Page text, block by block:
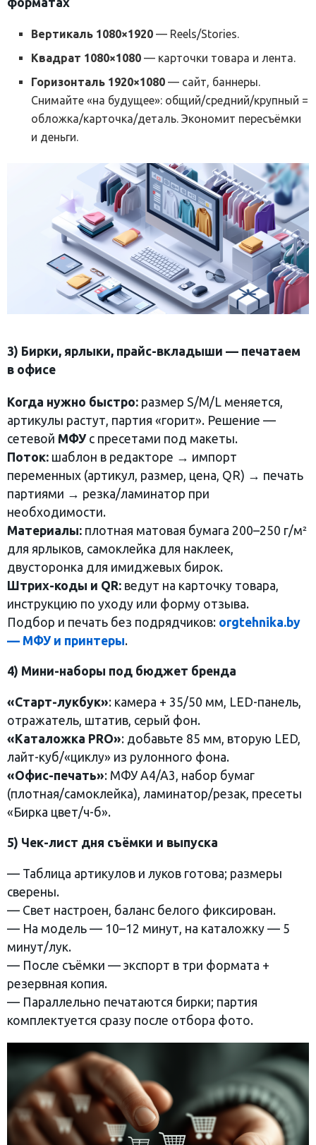
Вертикаль 1080×1920 — Reels/Stories.
Квадрат 1080×1080 — карточки товара и лента.
Горизонталь 1920×1080 — сайт, баннеры.
Снимайте «на будущее»: общий/средний/крупный =
обложка/карточка/деталь. Экономит пересъёмки
и деньги.
3) Бирки, ярлыки, прайс-вкладыши — печатаем
в офисе
Когда нужно быстро: размер S/M/L меняется,
артикулы растут, партия «горит». Решение —
сетевой МФУс пресетами под макеты.
Поток: шаблон в редакторе → импорт
переменных (артикул, размер, цена, QR) → печать
партиями → резка/ламинатор при
необходимости.
Материалы: плотная матовая бумага 200–250 г/м²
для ярлыков, самоклейка для наклеек,
двусторонка для имиджевых бирок.
Штрих-коды и QR: ведут на карточку товара,
инструкцию по уходу или форму отзыва.
Подбор и печать без подрядчиков: orgtehnika.by
— МФУ и принтеры.
4) Мини-наборы под бюджет бренда
«Старт-лукбук»: камера + 35/50 мм, LED-панель,
отражатель, штатив, серый фон.
«Каталожка PRO»: добавьте 85 мм, вторую LED,
лайт-куб/«циклу» из рулонного фона.
«Офис-печать»: МФУ A4/A3, набор бумаг
(плотная/самоклейка), ламинатор/резак, пресеты
«Бирка цвет/ч-б».
5) Чек-лист дня съёмки и выпуска
— Таблица артикулов и луков готова; размеры
сверены.
— Свет настроен, баланс белого фиксирован.
— На модель — 10–12 минут, на каталожку — 5
минут/лук.
— После съёмки — экспорт в три формата +
резервная копия.
— Параллельно печатаются бирки; партия
комплектуется сразу после отбора фото.